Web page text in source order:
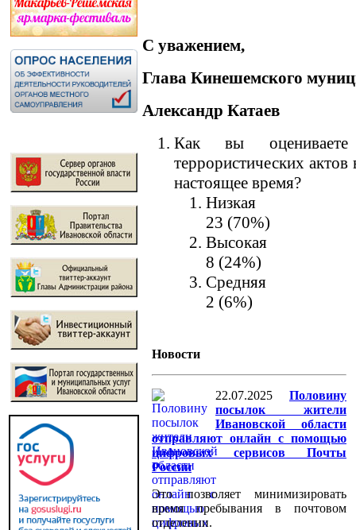
С уважением,
Глава Кинешемского
Александр Катаев
Как вы оцениваете
террористических
настоящее время?
Низкая
23 (70%)
Высокая
8 (24%)
Средняя
2 (6%)
Новости
22.07.2025
Половину
посылок жители
Ивановской области
отправляют онлайн с помощью
цифровых сервисов Почты
России
Это позволяет минимизировать
время пребывания в почтовом
отделении.